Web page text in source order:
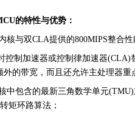
的特性与优势：
核与双CLA提供的800MIPS整合性
控制加速器或控制律加速器(CLA)
的带宽，而且还允许主处理器重
中包含的最新三角数学单元(TMU)
矩环路算法；